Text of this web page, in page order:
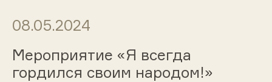
08.05.2024
Мероприятие «Я всегда
гордился своим народом!»